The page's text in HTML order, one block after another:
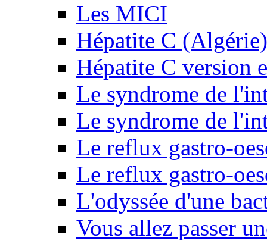
Les MICI
Hépatite C (Algérie)
Hépatite C version
Le syndrome de
Le syndrome de
Le reflux gastro-
Le reflux gastro-
L'odyssée d'une
Vous allez passer